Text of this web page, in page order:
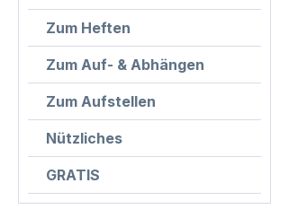
Zum Heften
Zum Auf- & Abhängen
Zum Aufstellen
Nützliches
GRATIS